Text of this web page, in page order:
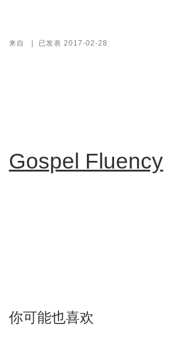
来自 | 已发表 2017-02-28
Gospel Fluency
你可能也喜欢